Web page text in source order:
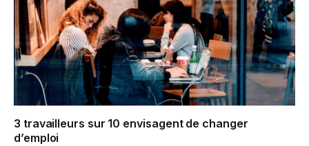
3 travailleurs sur 10 envisagent de changer
d’emploi